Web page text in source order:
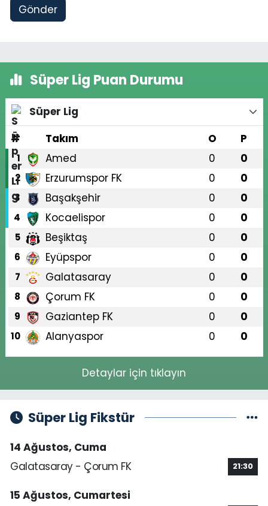
Gönder
Süper Lig Puan Durumu
Süper Lig
#
Takım O P
1 Amed 0 0
2 Erzurumspor FK 0 0
3 Başakşehir 0 0
4 Kocaelispor 0 0
5 Beşiktaş 0 0
6 Eyüpspor 0 0
7 Galatasaray 0 0
8 Çorum FK 0 0
9 Gaziantep FK 0 0
10 Alanyaspor 0 0
Detaylar için tıklayın
Süper Lig Fikstür
14 Ağustos, Cuma
Galatasaray - Çorum FK
21:30
15 Ağustos, Cumartesi